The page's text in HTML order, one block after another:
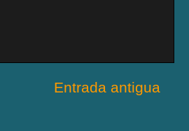
Entrada antigua